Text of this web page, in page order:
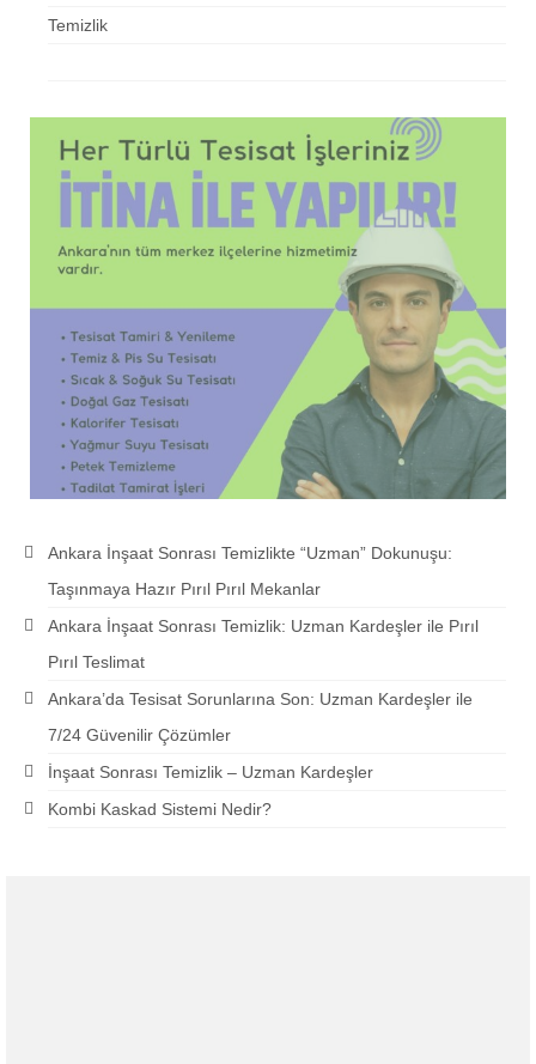
Temizlik
Ankara İnşaat Sonrası Temizlikte “Uzman” Dokunuşu:
Taşınmaya Hazır Pırıl Pırıl Mekanlar
Ankara İnşaat Sonrası Temizlik: Uzman Kardeşler ile Pırıl
Pırıl Teslimat
Ankara’da Tesisat Sorunlarına Son: Uzman Kardeşler ile
7/24 Güvenilir Çözümler
İnşaat Sonrası Temizlik – Uzman Kardeşler
Kombi Kaskad Sistemi Nedir?